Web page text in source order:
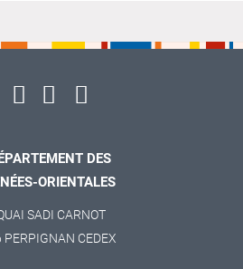
DES
ORIENTALES
SADI CARNOT
CEDEX